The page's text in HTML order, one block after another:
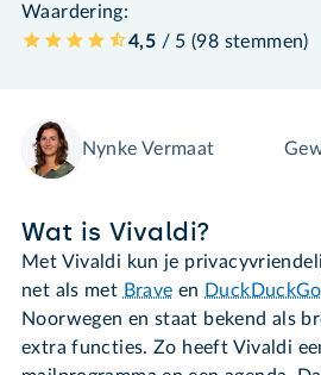
Waardering:
4,5 / 5 (98 stemmen)
Nynke Vermaat
Wat is Vivaldi?
Met Vivaldi kun je
net als met Brave en DuckDuckGo
Noorwegen en staat bekend als
extra functies. Zo heeft Vivaldi